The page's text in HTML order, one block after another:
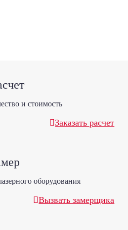
и стоимость
Заказать расчет
оборудования
Вызвать замерщика